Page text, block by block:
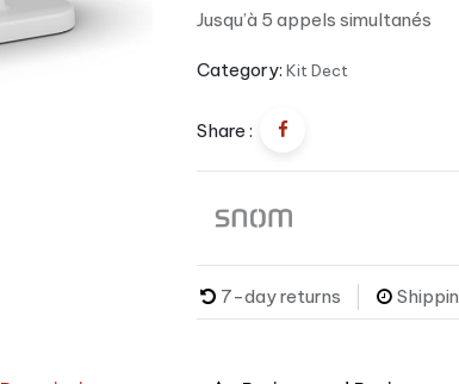
Jusqu’à 5 appels simultanés
Category: Kit Dect
Share :
7-day returns